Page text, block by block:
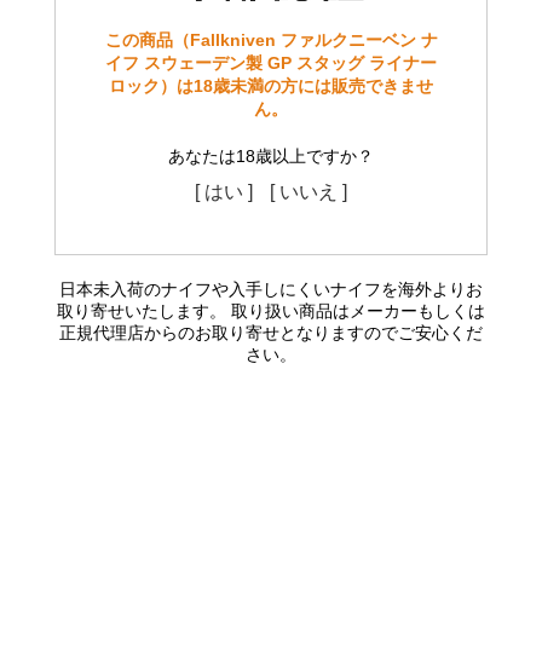
この商品（Fallkniven ファルクニーベン ナ
イフ スウェーデン製 GP スタッグ ライナー
ロック）は18歳未満の方には販売できませ
ん。
あなたは18歳以上ですか？
[ はい ] [ いいえ ]
日本未入荷のナイフや入手しにくいナイフを海外よりお
取り寄せいたします。 取り扱い商品はメーカーもしくは
正規代理店からのお取り寄せとなりますのでご安心くだ
さい。